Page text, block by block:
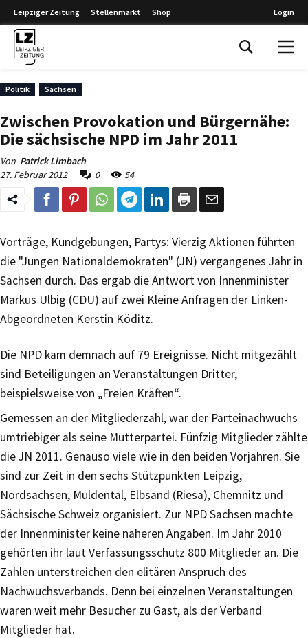
Leipziger Zeitung Stellenmarkt Shop Login
Politik Sachsen
Zwischen Provokation und Bürgernähe:
Die sächsische NPD im Jahr 2011
Von Patrick Limbach
27. Februar 2012
0 54
Vorträge, Kundgebungen, Partys: Vierzig Aktionen führten
die "Jungen Nationaldemokraten" (JN) vergangenes Jahr in
Sachsen durch. Das ergab die Antwort von Innenminister
Markus Ulbig (CDU) auf zwei Kleine Anfragen der Linken-
Abgeordneten Kerstin Köditz.
Die NPD kam demnach auf 79 Ereignisse. Nicht mitgezählt
sind Beteiligungen an Veranstaltungen Dritter,
beispielsweise von „Freien Kräften“.
Gemessen an der Mitgliederzahl, war der Parteinachwuchs
umtriebiger als seine Mutterpartei. Fünfzig Mitglieder zählte
die JN 2011. Genauso viele wie in den beiden Vorjahren. Sie
sind zur Zeit in den sechs Stützpunkten Leipzig,
Nordsachsen, Muldental, Elbsand (Riesa), Chemnitz und
Sächsische Schweiz organisiert. Zur NPD Sachsen machte
der Innenminister keine näheren Angaben. Im Jahr 2010
gehörten ihr laut Verfassungsschutz 800 Mitglieder an. Die
Zahlen unterstreichen den elitären Anspruch des
Nachwuchsverbands. Denn bei einzelnen Veranstaltungen
waren weit mehr Besucher zu Gast, als der Verband
Mitglieder hat.